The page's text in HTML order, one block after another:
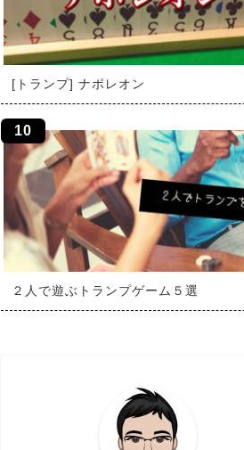
[トランプ] ナポレオン
２人で遊ぶトランプゲーム５選